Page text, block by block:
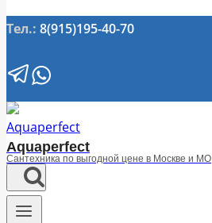
Тел.: 8(915)195-40-70
Aquaperfect
Сантехника по выгодной цене в Москве и МО